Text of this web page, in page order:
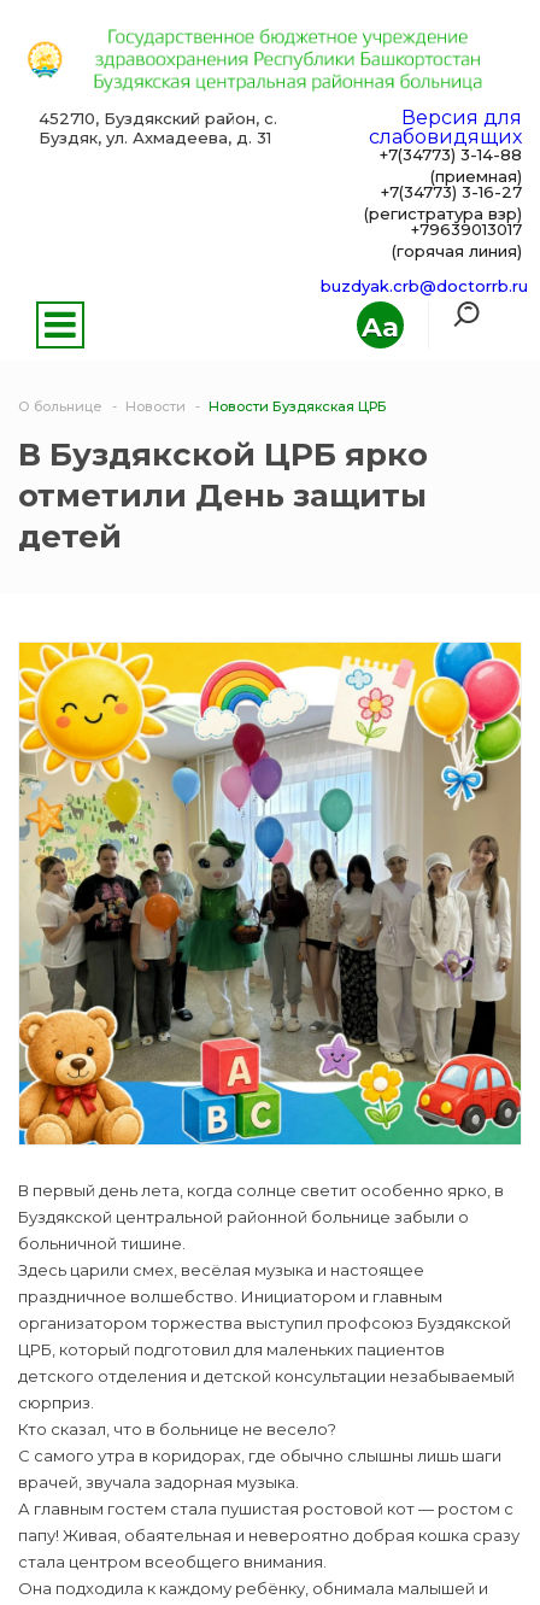
Aa
452710, Буздякский район, с.
Буздяк, ул. Ахмадеева, д. 31
Версия для
слабовидящих
+7(34773) 3-14-88
(приемная)
+7(34773) 3-16-27
(регистратура взр)
+79639013017
(горячая линия)
buzdyak.crb@doctorrb.ru
О больнице Новости Новости Буздякская ЦРБ
В Буздякской ЦРБ ярко
отметили День защиты
детей
В первый день лета, когда солнце светит особенно ярко, в
Буздякской центральной районной больнице забыли о
больничной тишине.
Здесь царили смех, весёлая музыка и настоящее
праздничное волшебство. Инициатором и главным
организатором торжества выступил профсоюз Буздякской
ЦРБ, который подготовил для маленьких пациентов
детского отделения и детской консультации незабываемый
сюрприз.
Кто сказал, что в больнице не весело?
С самого утра в коридорах, где обычно слышны лишь шаги
врачей, звучала задорная музыка.
А главным гостем стала пушистая ростовой кот — ростом с
папу! Живая, обаятельная и невероятно добрая кошка сразу
стала центром всеобщего внимания.
Она подходила к каждому ребёнку, обнимала малышей и